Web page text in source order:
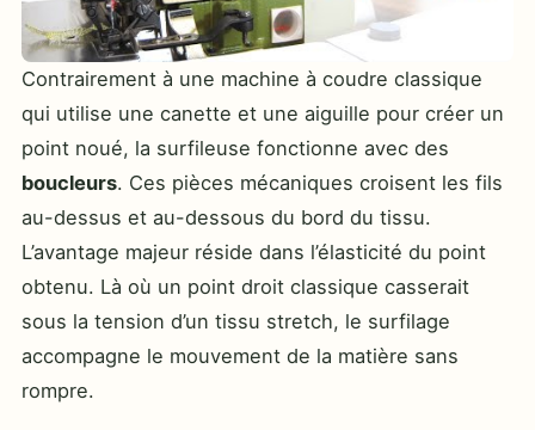
Contrairement à une machine à coudre classique
qui utilise une canette et une aiguille pour créer un
point noué, la surfileuse fonctionne avec des
boucleurs. Ces pièces mécaniques croisent les fils
au-dessus et au-dessous du bord du tissu.
L’avantage majeur réside dans l’élasticité du point
obtenu. Là où un point droit classique casserait
sous la tension d’un tissu stretch, le surfilage
accompagne le mouvement de la matière sans
rompre.